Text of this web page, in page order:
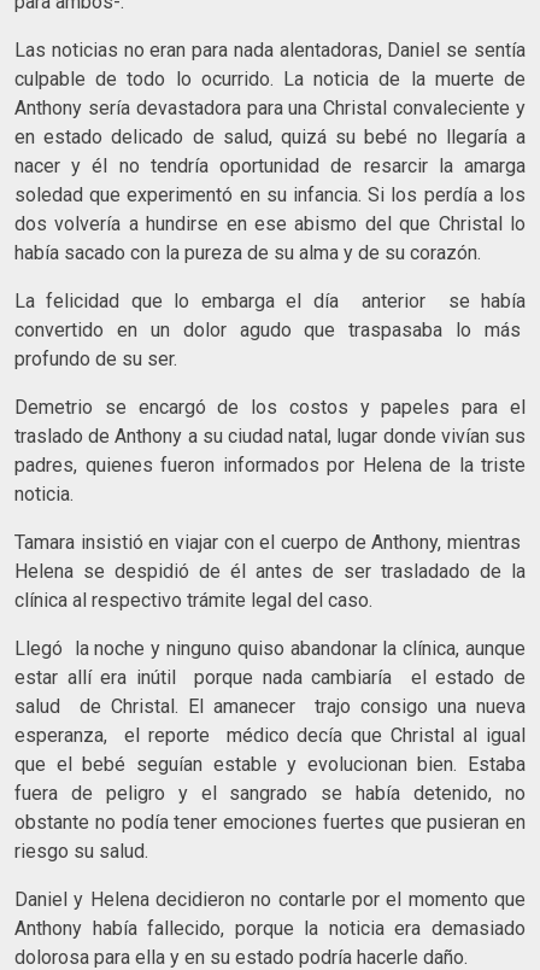
Las noticias no eran para nada alentadoras, Daniel se sentía
culpable de todo lo ocurrido. La noticia de la muerte de
Anthony sería devastadora para una Christal convaleciente y
en estado delicado de salud, quizá su bebé no llegaría a
nacer y él no tendría oportunidad de resarcir la amarga
soledad que experimentó en su infancia. Si los perdía a los
dos volvería a hundirse en ese abismo del que Christal lo
había sacado con la pureza de su alma y de su corazón.
La felicidad que lo embarga el día anterior se había
convertido en un dolor agudo que traspasaba lo más
profundo de su ser.
Demetrio se encargó de los costos y papeles para el
traslado de Anthony a su ciudad natal, lugar donde vivían sus
padres, quienes fueron informados por Helena de la triste
noticia.
Tamara insistió en viajar con el cuerpo de Anthony, mientras
Helena se despidió de él antes de ser trasladado de la
clínica al respectivo trámite legal del caso.
Llegó la noche y ninguno quiso abandonar la clínica, aunque
estar allí era inútil porque nada cambiaría el estado de
salud de Christal. El amanecer trajo consigo una nueva
esperanza, el reporte médico decía que Christal al igual
que el bebé seguían estable y evolucionan bien. Estaba
fuera de peligro y el sangrado se había detenido, no
obstante no podía tener emociones fuertes que pusieran en
riesgo su salud.
Daniel y Helena decidieron no contarle por el momento que
Anthony había fallecido, porque la noticia era demasiado
dolorosa para ella y en su estado podría hacerle daño.